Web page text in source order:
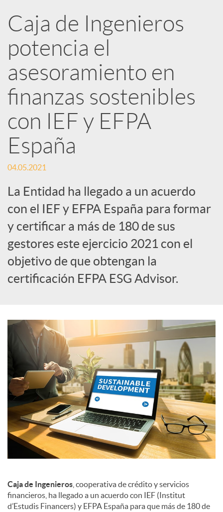
e
d
e
s
S
o
c
i
a
l
e
s
Caja de Ingenieros
potencia el
asesoramiento en
finanzas sostenibles
con IEF y EFPA
España
04.05.2021
La Entidad ha llegado a un acuerdo
con el IEF y EFPA España para formar
y certificar a más de 180 de sus
gestores este ejercicio 2021 con el
objetivo de que obtengan la
certificación EFPA ESG Advisor.
Caja de Ingenieros , cooperativa de crédito y servicios
financieros, ha llegado a un acuerdo con IEF (Institut
d’Estudis Financers) y EFPA España para que más de 180 de